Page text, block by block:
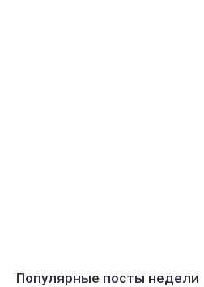
Популярные посты недели